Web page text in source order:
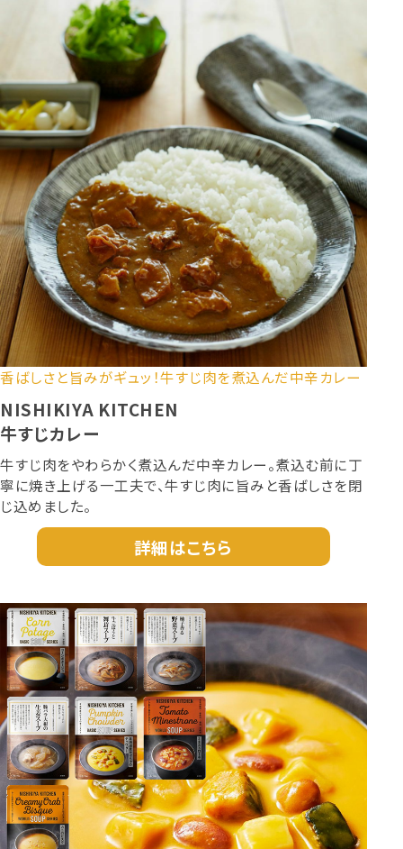
香ばしさと旨みがギュッ！牛すじ肉を煮込んだ中辛カレー
NISHIKIYA KITCHEN
牛すじカレー
牛すじ肉をやわらかく煮込んだ中辛カレー。煮込む前に丁
寧に焼き上げる一工夫で、牛すじ肉に旨みと香ばしさを閉
じ込めました。
詳細はこちら